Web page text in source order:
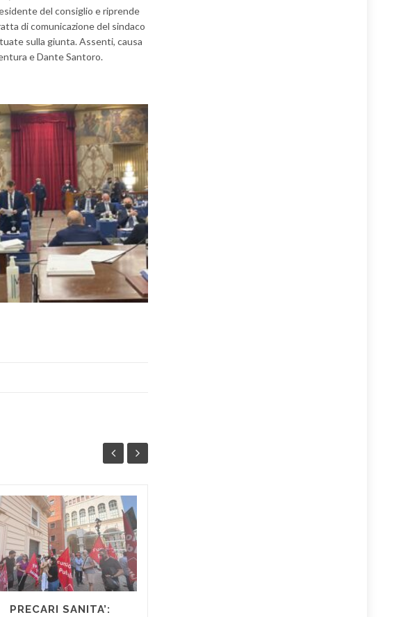
del consiglio e riprende
di comunicazione del sindaco
sulla giunta. Assenti, causa
e Dante Santoro.
PRECARI SANITA’: